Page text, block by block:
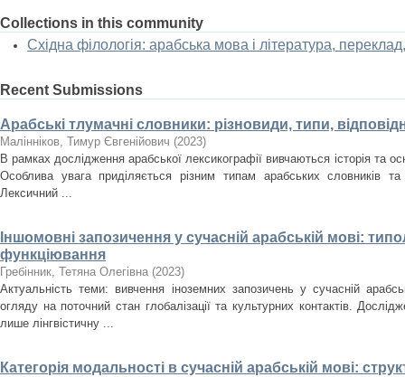
Collections in this community
Східна філологія: арабська мова і література,
Recent Submissions
Арабські тлумачні словники: різновиди, типи,
Малінніков, Тимур Євгенійович (2023)
В рамках дослідження арабської лексикографії вивчаються історія та
Особлива увага приділяється різним типам арабських словників та
Лексичний ...
Іншомовні запозичення у сучасній арабській мові:
функціювання
Гребінник, Тетяна Олегівна (2023)
Актуальність теми: вивчення іноземних запозичень у сучасній
огляду на поточний стан глобалізації та культурних контактів.
лише лінгвістичну ...
Категорія модальності в сучасній арабській мові: